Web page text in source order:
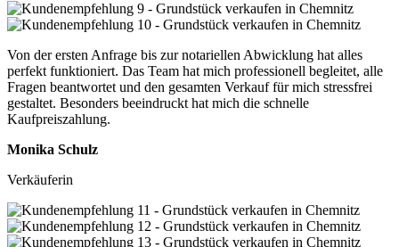
Von der ersten Anfrage bis zur notariellen Abwicklung hat alles
perfekt funktioniert. Das Team hat mich professionell begleitet, alle
Fragen beantwortet und den gesamten Verkauf für mich stressfrei
gestaltet. Besonders beeindruckt hat mich die schnelle
Kaufpreiszahlung.
Monika Schulz
Verkäuferin